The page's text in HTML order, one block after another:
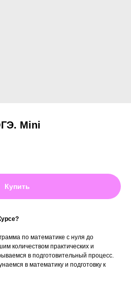
Mini
Купить
по математике с нуля до
количеством практических и
в подготовительный процесс.
в математику и подготовку к